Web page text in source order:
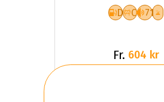
D C 71
Fr. 604 kr